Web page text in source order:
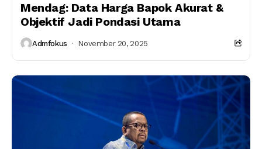
Mendag: Data Harga Bapok Akurat &
Objektif Jadi Pondasi Utama
Admfokus November 20, 2025